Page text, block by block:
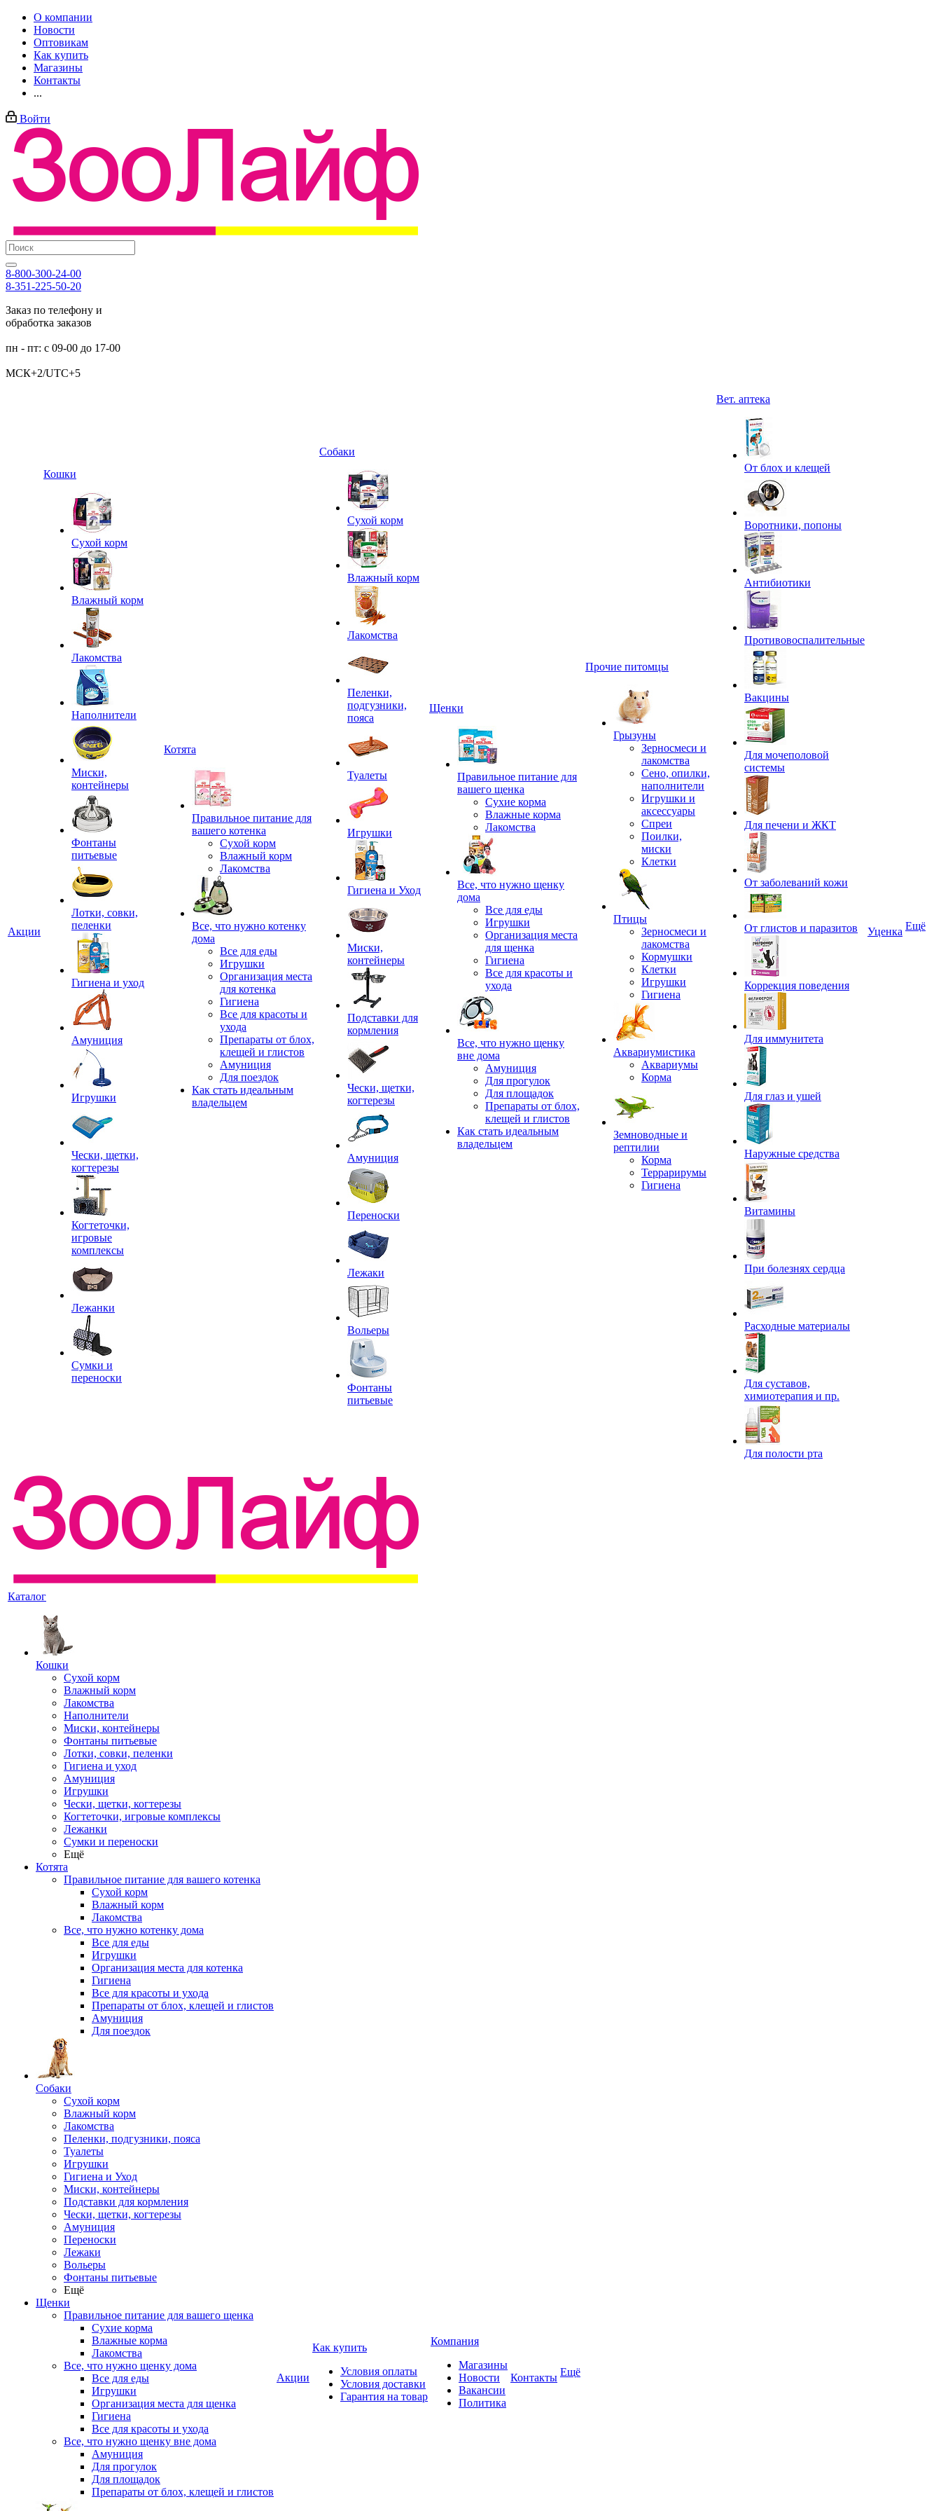
О компании
Новости
Оптовикам
Как купить
Магазины
Контакты
...
Войти
8-800-300-24-00
8-351-225-50-20
Заказ по телефону и
обработка заказов
пн - пт: с 09-00 до 17-00
МСК+2/UTC+5
Акции
Кошки
Сухой корм
Влажный корм
Лакомства
Наполнители
Миски,
контейнеры
Фонтаны
питьевые
Лотки, совки,
пеленки
Гигиена и уход
Амуниция
Игрушки
Чески, щетки,
когтерезы
Когтеточки,
игровые
комплексы
Лежанки
Сумки и
переноски
Котята
Правильное питание для
вашего котенка
Сухой корм
Влажный корм
Лакомства
Все, что нужно котенку
дома
Все для еды
Игрушки
Организация места
для котенка
Гигиена
Все для красоты и
ухода
Препараты от блох,
клещей и глистов
Амуниция
Для поездок
Как стать идеальным
владельцем
Собаки
Сухой корм
Влажный корм
Лакомства
Пеленки,
подгузники,
пояса
Туалеты
Игрушки
Гигиена и Уход
Миски,
контейнеры
Подставки для
кормления
Чески, щетки,
когтерезы
Амуниция
Переноски
Лежаки
Вольеры
Фонтаны
питьевые
Щенки
Правильное питание для
вашего щенка
Сухие корма
Влажные корма
Лакомства
Все, что нужно щенку
дома
Все для еды
Игрушки
Организация места
для щенка
Гигиена
Все для красоты и
ухода
Все, что нужно щенку
вне дома
Амуниция
Для прогулок
Для площадок
Препараты от блох,
клещей и глистов
Как стать идеальным
владельцем
Прочие питомцы
Грызуны
Зерносмеси и
лакомства
Сено, опилки,
наполнители
Игрушки и
аксессуары
Спреи
Поилки,
миски
Клетки
Птицы
Зерносмеси и
лакомства
Кормушки
Клетки
Игрушки
Гигиена
Аквариумистика
Аквариумы
Корма
Земноводные и
рептилии
Корма
Террарирумы
Гигиена
Вет. аптека
От блох и клещей
Воротники, попоны
Антибиотики
Противовоспалительные
Вакцины
Для мочеполовой
системы
Для печени и ЖКТ
От заболеваний кожи
От глистов и паразитов
Коррекция поведения
Для иммунитета
Для глаз и ушей
Наружные средства
Витамины
При болезнях сердца
Расходные материалы
Для суставов,
химиотерапия и пр.
Для полости рта
Уценка Ещё
Каталог
Кошки
Сухой корм
Влажный корм
Лакомства
Наполнители
Миски, контейнеры
Фонтаны питьевые
Лотки, совки, пеленки
Гигиена и уход
Амуниция
Игрушки
Чески, щетки, когтерезы
Когтеточки, игровые комплексы
Лежанки
Сумки и переноски
Ещё
Котята
Правильное питание для вашего котенка
Сухой корм
Влажный корм
Лакомства
Все, что нужно котенку дома
Все для еды
Игрушки
Организация места для котенка
Гигиена
Все для красоты и ухода
Препараты от блох, клещей и глистов
Амуниция
Для поездок
Собаки
Сухой корм
Влажный корм
Лакомства
Пеленки, подгузники, пояса
Туалеты
Игрушки
Гигиена и Уход
Миски, контейнеры
Подставки для кормления
Чески, щетки, когтерезы
Амуниция
Переноски
Лежаки
Вольеры
Фонтаны питьевые
Ещё
Щенки
Правильное питание для вашего щенка
Сухие корма
Влажные корма
Лакомства
Все, что нужно щенку дома
Все для еды
Игрушки
Организация места для щенка
Гигиена
Все для красоты и ухода
Все, что нужно щенку вне дома
Амуниция
Для прогулок
Для площадок
Препараты от блох, клещей и глистов
Акции
Как купить
Условия оплаты
Условия доставки
Гарантия на товар
Компания
Магазины
Новости
Вакансии
Политика
Контакты Ещё